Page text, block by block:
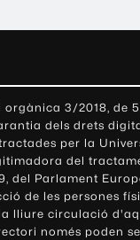
3/2018, de
dels drets
per la
del
del Parlament
de les persones
lliure circulació
només poden